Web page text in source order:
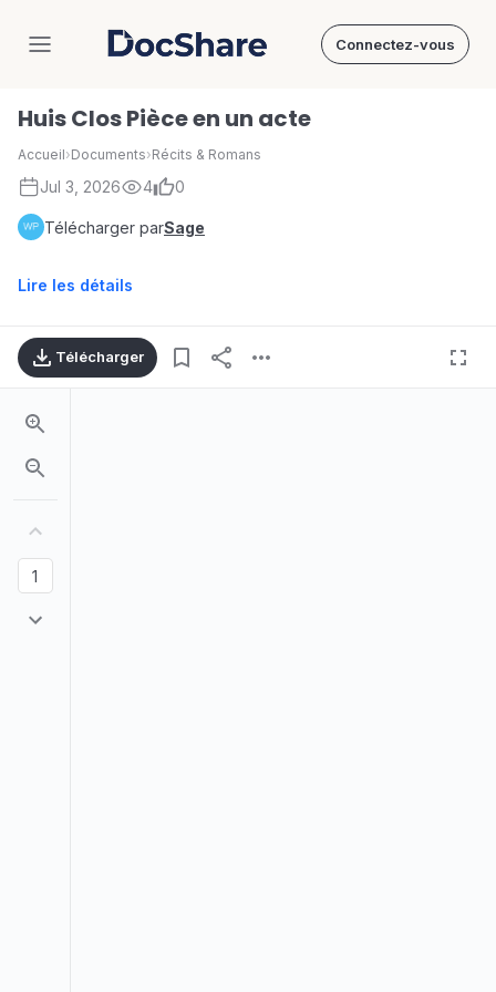
DocShare Connectez-vous
Huis Clos Pièce en un acte
Accueil›Documents›Récits & Romans
Jul 3, 2026 4 0
Télécharger parSage
Lire les détails
Télécharger